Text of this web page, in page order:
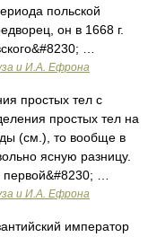
польской
он в 1668 г.
…
и И.А. Ефрона
простых тел с
простых тел на
(см.), то вообще в
ясную разницу.
первой&#8230; …
и И.А. Ефрона
император